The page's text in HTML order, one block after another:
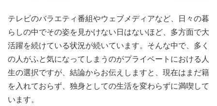
テレビのバラエティ番組やウェブメディアなど、日々の暮
らしの中でその姿を見かけない日はないほど、多方面で大
活躍を続けている状況が続いています。そんな中で、多く
の人がふと気になってしまうのがプライベートにおける人
生の選択ですが、結論からお伝えしますと、現在はまだ籍
を入れておらず、独身としての生活を変わらずに満喫して
います。